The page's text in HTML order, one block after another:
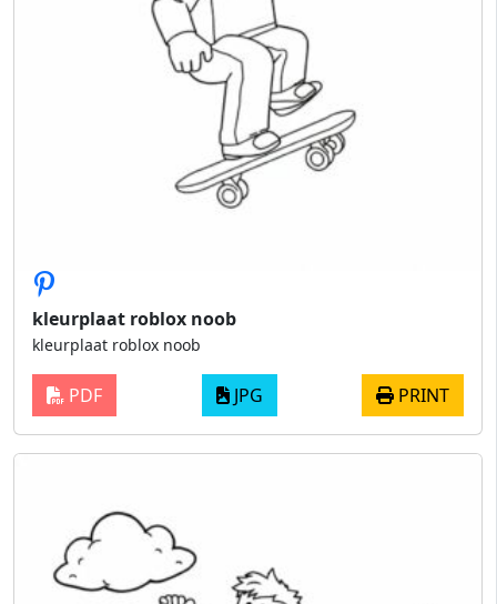
kleurplaat roblox noob
kleurplaat roblox noob
PDF JPG PRINT